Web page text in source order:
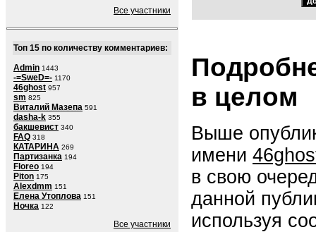
Все участники
Топ 15 по количеству комментариев:
Admin 1443
-=SweD=- 1170
46ghost 957
sm 825
Виталий Мазепа 591
dasha-k 355
бакшевист 340
FAQ 318
КАТАРИНА 269
Партизанка 194
Floreo 194
Piton 175
Alexdmm 151
Елена Утоплова 151
Ночка 122
Все участники
в целом
Выше
имени
в свою
данной
используя